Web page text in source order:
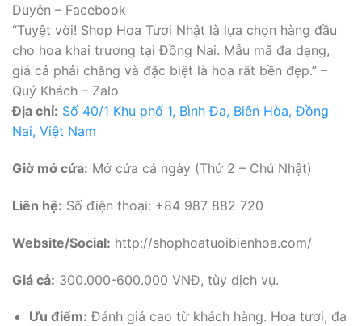
Duyên – Facebook
“Tuyệt vời! Shop Hoa Tươi Nhật là lựa chọn hàng đầu
cho hoa khai trương tại Đồng Nai. Mẫu mã đa dạng,
giá cả phải chăng và đặc biệt là hoa rất bền đẹp.” –
Quý Khách – Zalo
Địa chỉ: Số 40/1 Khu phố 1, Bình Đa, Biên Hòa, Đồng
Nai, Việt Nam
Giờ mở cửa: Mở cửa cả ngày (Thứ 2 – Chủ Nhật)
Liên hệ: Số điện thoại: +84 987 882 720
Website/Social: http://shophoatuoibienhoa.com/
Giá cả: 300.000-600.000 VNĐ, tùy dịch vụ.
Ưu điểm: Đánh giá cao từ khách hàng. Hoa tươi, đa